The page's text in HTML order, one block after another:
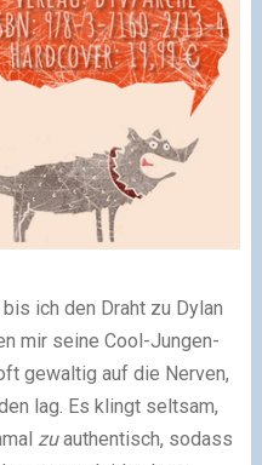
ich den Draht zu Dylan
mir seine Cool-Jungen-
gewaltig auf die Nerven,
lag. Es klingt seltsam,
zuauthentisch, sodass